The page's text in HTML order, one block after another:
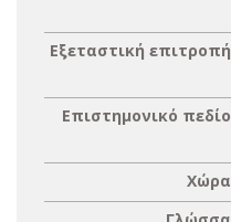
Εξεταστική επιτροπή
Επιστημονικό πεδίο
Χώρα